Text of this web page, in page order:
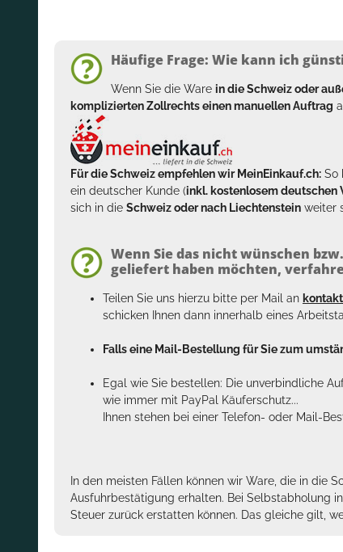
Häufige Frage: Wie kann ich
Wenn Sie die Ware in die Schweiz oder
komplizierten Zollrechts einen manuellen Auftrag
Für die Schweiz empfehlen wir MeinEinkauf.ch: So
ein deutscher Kunde (inkl. kostenlosem deutschen
sich in die Schweiz oder nach Liechtenstein weiter
Wenn Sie das nicht wünschen
geliefert haben möchten,
Teilen Sie uns hierzu bitte per Mail an
schicken Ihnen dann innerhalb eines
Falls eine Mail-Bestellung für Sie zum
Egal wie Sie bestellen: Die unverbindliche
wie immer mit PayPal Käuferschutz...
Ihnen stehen bei einer Telefon- oder Mail-
In den meisten Fällen können wir Ware, die in die
Ausfuhrbestätigung erhalten. Bei Selbstabholung
Steuer zurück erstatten können. Das gleiche gilt,